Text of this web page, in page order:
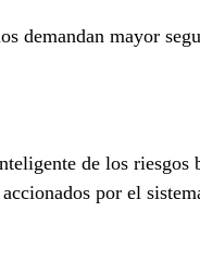
demandan mayor
de los riesgos
por el